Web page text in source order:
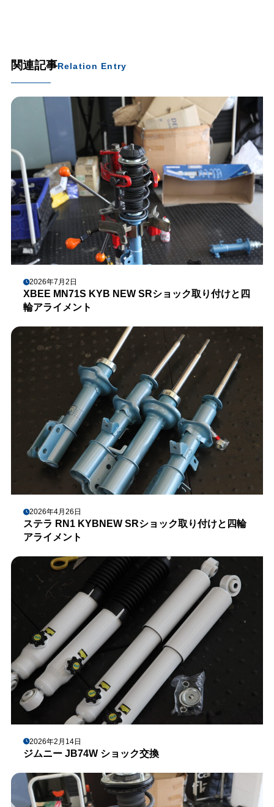
関連記事Relation Entry
2026年7月2日
XBEE MN71S KYB NEW SRショック取り付けと四
輪アライメント
2026年4月26日
ステラ RN1 KYBNEW SRショック取り付けと四輪
アライメント
2026年2月14日
ジムニー JB74W ショック交換